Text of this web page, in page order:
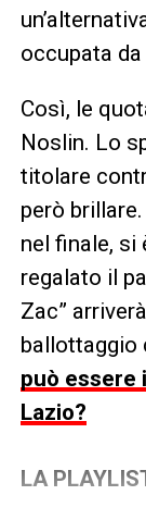
occupata
Così, le
Noslin. Lo
titolare
però
nel finale, si
regalato il
Zac”
ballottaggio
può essere
Lazio?
LA